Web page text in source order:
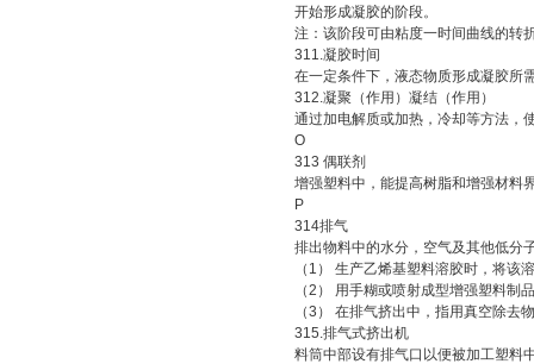
开始形成凝胶的阶段。
注：该阶段可由粘度一时间曲线的转
311.凝胶时间
在一定条件下，液态物质形成凝胶所
312.凝聚（作用）凝结（作用）
通过加电解质或加热，冷却等方法，
O
313 偶联剂
增强塑料中，能提高树脂和增强材料
P
314排气
排出物料中的水分，空气及其他低分
（1） 生产乙烯基塑料溶胶时，将该
（2） 用手糊或喷射成型增强塑料制
（3） 在排气挤出中，指用真空除去
315.排气式挤出机
料筒中部设有排气口以便被加工塑料